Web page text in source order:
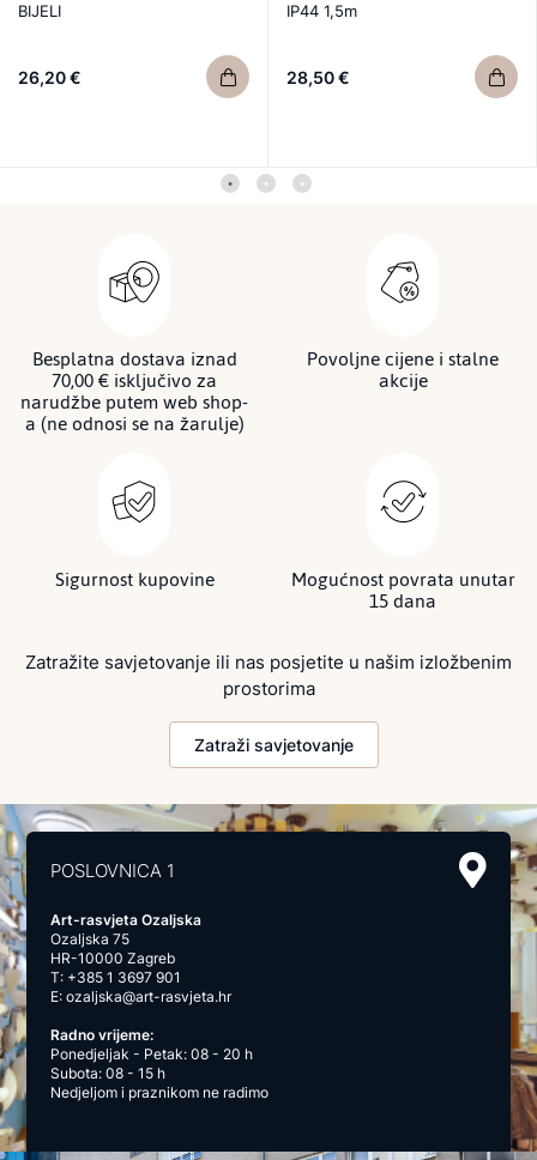
BIJELI
26,20 €
IP44 1,5m
28,50 €
Besplatna dostava iznad
70,00 € isključivo za
narudžbe putem web shop-
a (ne odnosi se na žarulje)
Povoljne cijene i stalne
akcije
Sigurnost kupovine Mogućnost povrata unutar
15 dana
Zatražite savjetovanje ili nas posjetite u našim izložbenim
prostorima
Zatraži savjetovanje
POSLOVNICA 1
Art-rasvjeta Ozaljska
Ozaljska 75
HR-10000 Zagreb
T: +385 1 3697 901
E:ozaljska@art-rasvjeta.hr
Radno vrijeme:
Ponedjeljak - Petak: 08 - 20 h
Subota: 08 - 15 h
Nedjeljom i praznikom ne radimo